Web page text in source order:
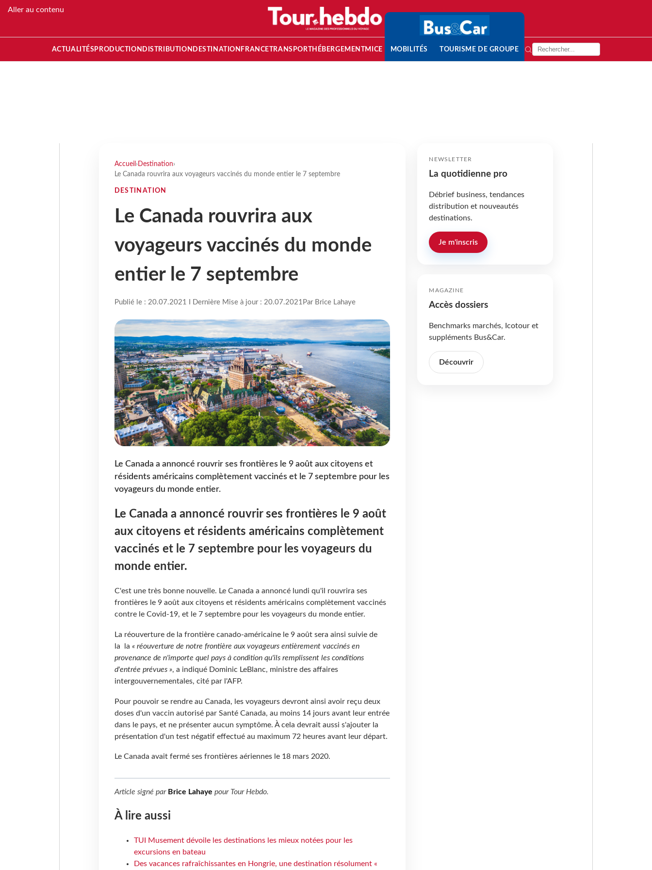
Aller au contenu
ACTUALITÉS PRODUCTION DISTRIBUTION DESTINATION FRANCETRANSPORT HÉBERGEMENTMICE MOBILITÉS TOURISME DE GROUPE
Accueil › Destination›
Le Canada rouvrira aux voyageurs vaccinés du monde entier le 7 septembre
DESTINATION
Le Canada rouvrira aux
voyageurs vaccinés du monde
entier le 7 septembre
Publié le : 20.07.2021 I Dernière Mise à jour : 20.07.2021 Par Brice Lahaye
Le Canada a annoncé rouvrir ses frontières le 9 août aux citoyens et
résidents américains complètement vaccinés et le 7 septembre pour les
voyageurs du monde entier.
Le Canada a annoncé rouvrir ses frontières le 9 août
aux citoyens et résidents américains complètement
vaccinés et le 7 septembre pour les voyageurs du
monde entier.
C'est une très bonne nouvelle. Le Canada a annoncé lundi qu'il rouvrira ses
frontières le 9 août aux citoyens et résidents américains complètement vaccinés
contre le Covid-19, et le 7 septembre pour les voyageurs du monde entier.
La réouverture de la frontière canado-américaine le 9 août sera ainsi suivie de
la la « réouverture de notre frontière aux voyageurs entièrement vaccinés en
provenance de n'importe quel pays à condition qu'ils remplissent les conditions
d'entrée prévues », a indiqué Dominic LeBlanc, ministre des affaires
intergouvernementales, cité par l'AFP.
Pour pouvoir se rendre au Canada, les voyageurs devront ainsi avoir reçu deux
doses d'un vaccin autorisé par Santé Canada, au moins 14 jours avant leur entrée
dans le pays, et ne présenter aucun symptôme. À cela devrait aussi s'ajouter la
présentation d'un test négatif effectué au maximum 72 heures avant leur départ.
Le Canada avait fermé ses frontières aériennes le 18 mars 2020.
Article signé par Brice Lahaye pour Tour Hebdo.
À lire aussi
TUI Musement dévoile les destinations les mieux notées pour les
excursions en bateau
Des vacances rafraîchissantes en Hongrie, une destination résolument «
NEWSLETTER
La quotidienne pro
Débrief business, tendances
distribution et nouveautés
destinations.
Je m'inscris
MAGAZINE
Accès dossiers
Benchmarks marchés, Icotour et
suppléments Bus&Car.
Découvrir